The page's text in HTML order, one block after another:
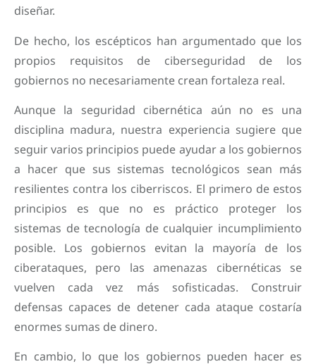
diseñar.
De hecho, los escépticos han argumentado que los
propios requisitos de ciberseguridad de los
gobiernos no necesariamente crean fortaleza real.
Aunque la seguridad cibernética aún no es una
disciplina madura, nuestra experiencia sugiere que
seguir varios principios puede ayudar a los gobiernos
a hacer que sus sistemas tecnológicos sean más
resilientes contra los ciberriscos. El primero de estos
principios es que no es práctico proteger los
sistemas de tecnología de cualquier incumplimiento
posible. Los gobiernos evitan la mayoría de los
ciberataques, pero las amenazas cibernéticas se
vuelven cada vez más sofisticadas. Construir
defensas capaces de detener cada ataque costaría
enormes sumas de dinero.
En cambio, lo que los gobiernos pueden hacer es